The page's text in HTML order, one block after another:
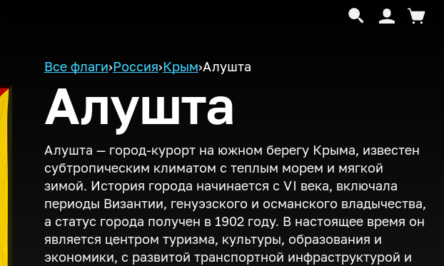
Все флаги›Россия›Крым›Алушта
Алушта
Алушта — город-курорт на южном берегу Крыма, известен
субтропическим климатом с теплым морем и мягкой
зимой. История города начинается с VI века, включала
периоды Византии, генуэзского и османского владычества,
а статус города получен в 1902 году. В настоящее время он
является центром туризма, культуры, образования и
экономики, с развитой транспортной инфраструктурой и